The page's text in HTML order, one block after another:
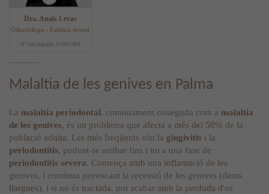
Dra. Anaïs Levas
Odontòloga - Estética dental
Nº col·legiada: 07001494
Malaltia de les genives en Palma
La malaltia periodontal, comunament coneguda com a malaltia
de les genives, és un problema que afecta a més del 50% de la
població adulta. Les més freqüents són la gingivitis i la
periodontitis, podent-se arribar fins i tot a una fase de
periodontitis severa. Comença amb una inflamació de les
genives, i contínua provocant la recessió de les genives (dents
llargues), i si no és tractada, pot acabar amb la perduda d'os